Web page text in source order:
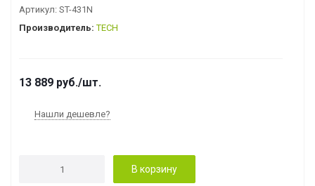
Артикул: ST-431N
Производитель: TECH
13 889 руб./шт.
Нашли дешевле?
В корзину